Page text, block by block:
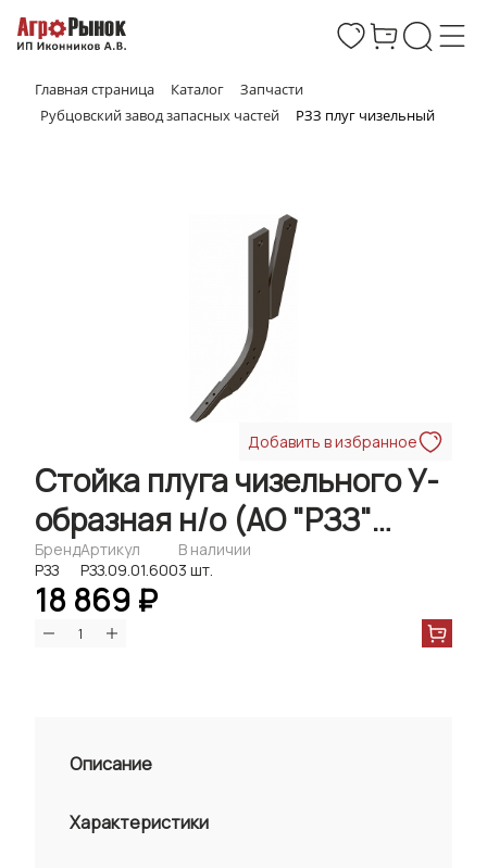
Главная страница Каталог
Запчасти
Рубцовский завод запасных частей
РЗЗ плуг чизельный
Добавить в избранное
Стойка плуга чизельного У-
образная н/о (АО "РЗЗ"
г.Рубцовск)
Бренд
РЗЗ
Артикул
РЗЗ.09.01.600
В наличии
3 шт.
18 869 ₽
Описание
Характеристики